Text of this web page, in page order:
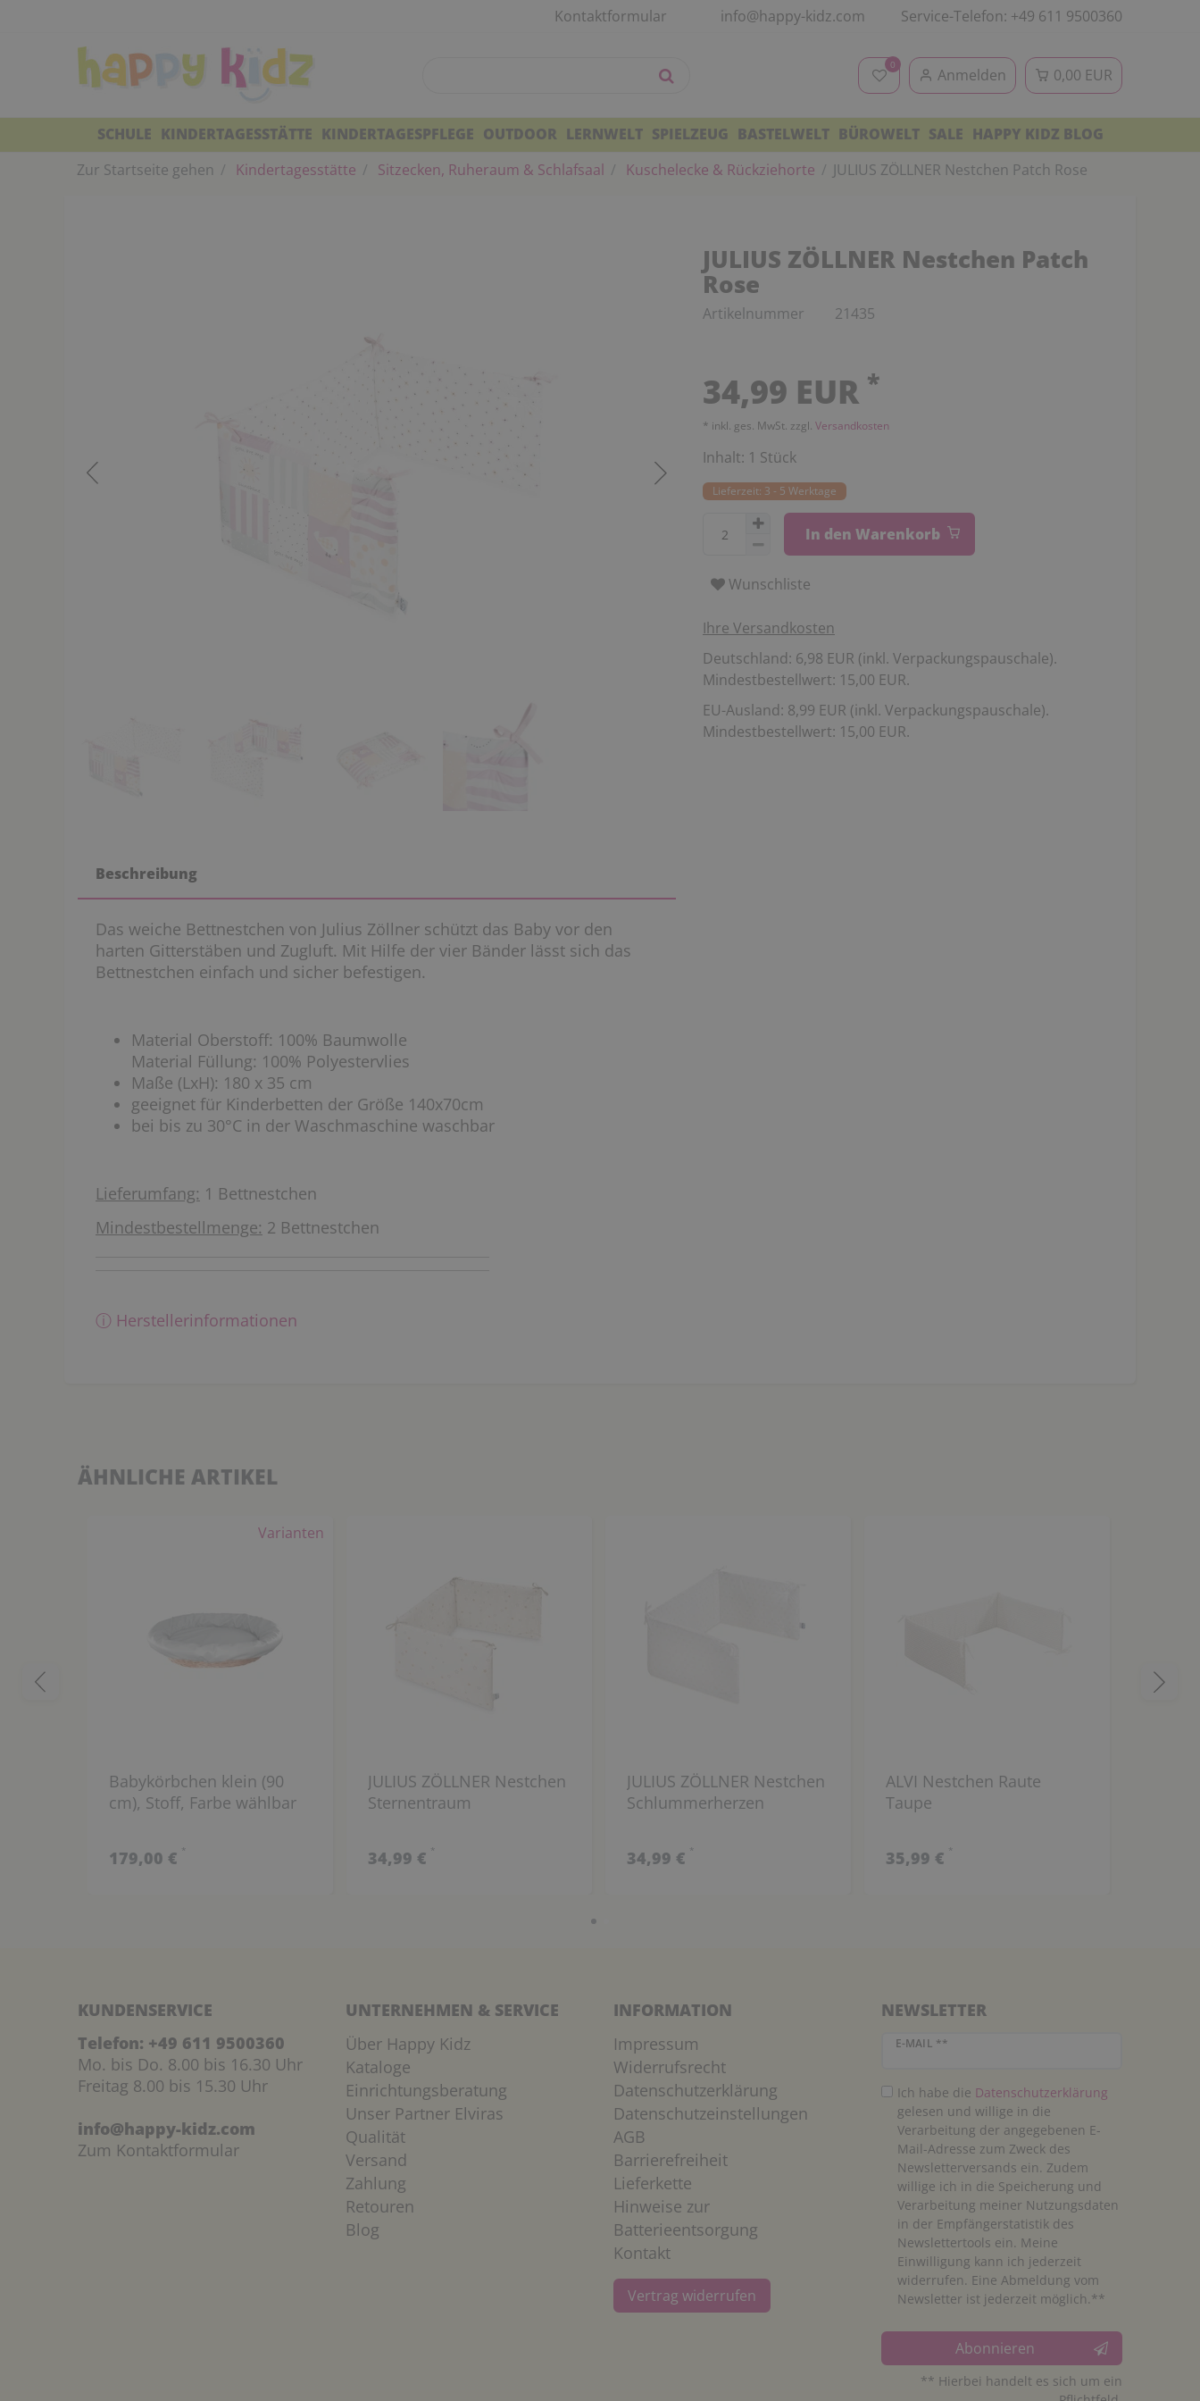
Kontaktformular info@happy-kidz.com Service-Telefon: +49 611 9500360
0
Anmelden 0,00 EUR
SCHULE KINDERTAGESSTÄTTE KINDERTAGESPFLEGE OUTDOOR LERNWELT SPIELZEUG BASTELWELT BÜROWELT SALE HAPPY KIDZ BLOG
Zur Startseite gehen
Kindertagesstätte Sitzecken, Ruheraum & Schlafsaal Kuschelecke & Rückziehorte JULIUS ZÖLLNER Nestchen Patch Rose
JULIUS ZÖLLNER Nestchen Patch
Rose
Artikelnummer 21435
34,99 EUR *
* inkl. ges. MwSt. zzgl. Versandkosten
Inhalt: 1 Stück
Lieferzeit: 3 - 5 Werktage
In den Warenkorb
Wunschliste
Ihre Versandkosten
Deutschland: 6,98 EUR (inkl. Verpackungspauschale).
Mindestbestellwert: 15,00 EUR.
EU-Ausland: 8,99 EUR (inkl. Verpackungspauschale).
Mindestbestellwert: 15,00 EUR.
Beschreibung
Das weiche Bettnestchen von Julius Zöllner schützt das Baby vor den
harten Gitterstäben und Zugluft. Mit Hilfe der vier Bänder lässt sich das
Bettnestchen einfach und sicher befestigen.
Material Oberstoff: 100% Baumwolle
Material Füllung: 100% Polyestervlies
Maße (LxH): 180 x 35 cm
geeignet für Kinderbetten der Größe 140x70cm
bei bis zu 30°C in der Waschmaschine waschbar
Lieferumfang: 1 Bettnestchen
Mindestbestellmenge: 2 Bettnestchen
ⓘ Herstellerinformationen
ÄHNLICHE ARTIKEL
Varianten
Babykörbchen klein (90
cm), Stoff, Farbe wählbar
179,00 € *
JULIUS ZÖLLNER Nestchen
Sternentraum
34,99 € *
JULIUS ZÖLLNER Nestchen
Schlummerherzen
34,99 € *
ALVI Nestchen Raute
Taupe
35,99 € *
KUNDENSERVICE
Telefon: +49 611 9500360
Mo. bis Do. 8.00 bis 16.30 Uhr
Freitag 8.00 bis 15.30 Uhr
info@happy-kidz.com
Zum Kontaktformular
UNTERNEHMEN & SERVICE
Über Happy Kidz
Kataloge
Einrichtungsberatung
Unser Partner Elviras
Qualität
Versand
Zahlung
Retouren
Blog
INFORMATION
Impressum
Widerrufsrecht
Datenschutzerklärung
Datenschutzeinstellungen
AGB
Barrierefreiheit
Lieferkette
Hinweise zur
Batterieentsorgung
Kontakt
Vertrag widerrufen
NEWSLETTER
E-MAIL **
Newsletter Honig
Ich habe die Daten­schutz­erklärung
gelesen und willige in die
Verarbeitung der angegebenen E-
Mail-Adresse zum Zweck des
Newsletterversands ein. Zudem
willige ich in die Speicherung und
Verarbeitung meiner Nutzungsdaten
in der Empfängerstatistik des
Newslettertools ein. Meine
Einwilligung kann ich jederzeit
widerrufen. Eine Abmeldung vom
Newsletter ist jederzeit möglich.**
Abonnieren
** Hierbei handelt es sich um ein